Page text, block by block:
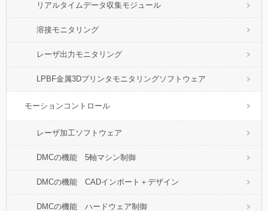
リアルタイムデータ収集モジュール
溶接モニタリング
レーザ出力モニタリング
LPBF金属3Dプリンタモニタリングソフトウェア
モーションコントロール
レーザ加工ソフトウェア
DMCの機能 5軸マシン制御
DMCの機能 CADインポート＋デザイン
DMCの機能 ハードウェア制御